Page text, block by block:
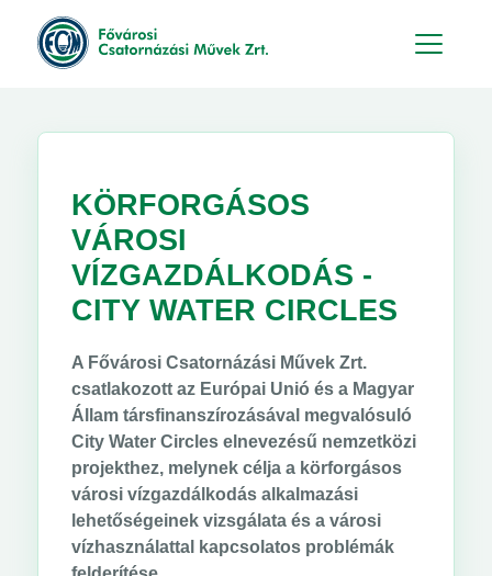
KÖRFORGÁSOS
VÁROSI
VÍZGAZDÁLKODÁS -
CITY WATER CIRCLES
A Fővárosi Csatornázási Művek Zrt.
csatlakozott az Európai Unió és a Magyar
Állam társfinanszírozásával megvalósuló
City Water Circles elnevezésű nemzetközi
projekthez, melynek célja a körforgásos
városi vízgazdálkodás alkalmazási
lehetőségeinek vizsgálata és a városi
vízhasználattal kapcsolatos problémák